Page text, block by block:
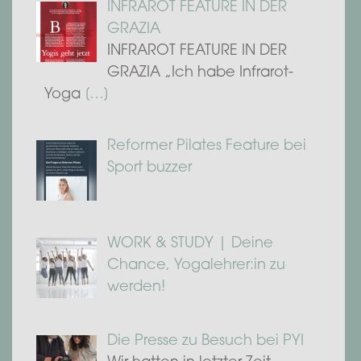
INFRAROT FEATURE IN DER
GRAZIA
INFRAROT FEATURE IN DER
GRAZIA „Ich habe Infrarot-
Yoga […]
Reformer Pilates Feature bei
Sport buzzer
WORK & STUDY | Deine
Chance, Yogalehrer:in zu
werden!
Die Presse zu Besuch bei PYI